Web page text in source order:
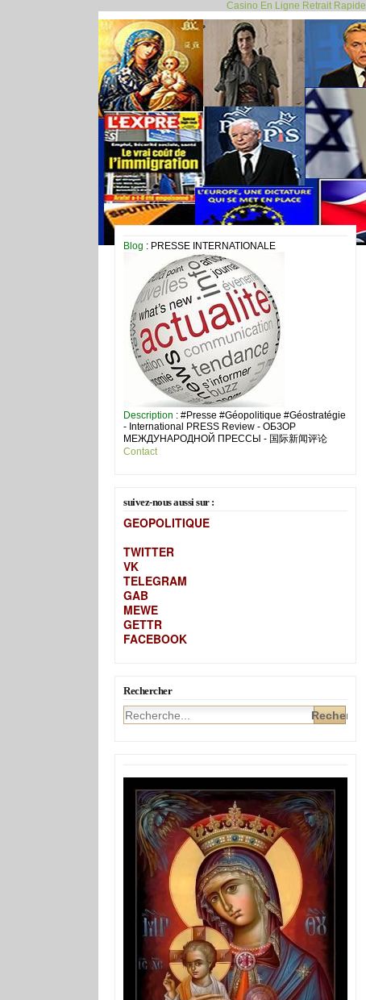
Casino En Ligne Retrait Rapide
Blog : PRESSE INTERNATIONALE
Description : #Presse #Géopolitique #Géostratégie
- International PRESS Review - ОБЗОР
МЕЖДУНАРОДНОЙ ПРЕССЫ - 国际新闻评论
Contact
suivez-nous aussi sur :
GEOPOLITIQUE
TWITTER
VK
TELEGRAM
GAB
MEWE
GETTR
FACEBOOK
Rechercher